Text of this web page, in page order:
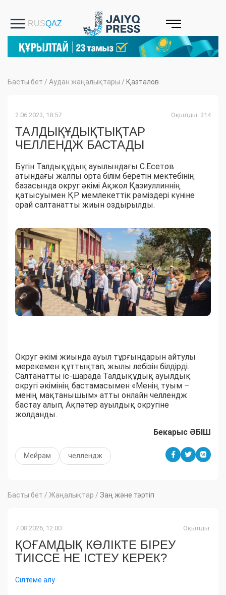
Басты бет / Аудан жаңалықтары / Қазталов
2.06.2023, 18:57 Оқылды: 314
ТАЛДЫҚҰДЫҚТЫҚТАР
ЧЕЛЛЕНДЖ БАСТАДЫ
Бүгін Талдықұдық ауылындағы С.Есетов
атындағы жалпы орта білім беретін мектебінің
базасында округ әкімі Ақжол Қазиуллиннің
қатысуымен ҚР мемлекеттік рәміздері күніне
орай салтанатты жиын оздырылды.
Округ әкімі жиында ауыл тұрғындарын айтулы
мерекемен құттықтап, жылы лебізін білдірді.
Салтанатты іс-шарада Талдықұдық ауылдық
округі әкімінің бастамасымен «Менің туым –
менің мақтанышым» атты онлайн челлендж
бастау алып, Ақпәтер ауылдық округіне
жолданды.
Бекарыс ӘБІШ
Мейрам челлендж
Басты бет / Жаңалықтар / Заң және тәртіп
7.08.2026, 12:00 Оқылды:
ҚОҒАМДЫҚ КӨЛІКТЕ БІРЕУ
ТИІССЕ НЕ ІСТЕУ КЕРЕК?
Сілтеме алу